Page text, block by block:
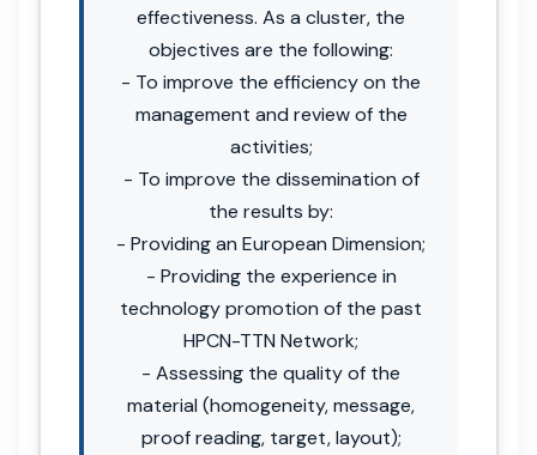
effectiveness. As a cluster, the
objectives are the following:
- To improve the efficiency on the
management and review of the
activities;
- To improve the dissemination of
the results by:
- Providing an European Dimension;
- Providing the experience in
technology promotion of the past
HPCN-TTN Network;
- Assessing the quality of the
material (homogeneity, message,
proof reading, target, layout);